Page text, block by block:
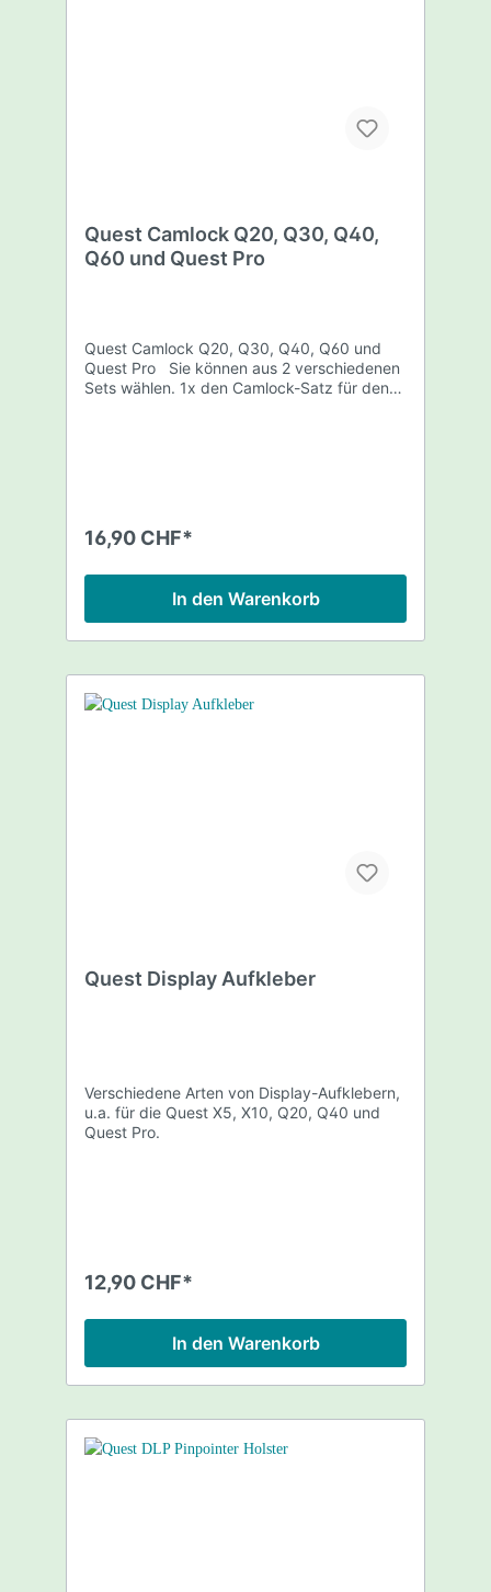
Quest Camlock Q20, Q30, Q40,
Q60 und Quest Pro
Quest Camlock Q20, Q30, Q40, Q60 und
Quest Pro Sie können aus 2 verschiedenen
Sets wählen. 1x den Camlock-Satz für den
16,90 CHF*
In den Warenkorb
Quest Display Aufkleber
Verschiedene Arten von Display-Aufklebern,
u.a. für die Quest X5, X10, Q20, Q40 und
Quest Pro.
12,90 CHF*
In den Warenkorb